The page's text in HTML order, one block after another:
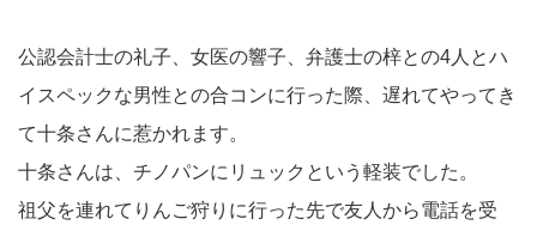
公認会計士の礼子、女医の響子、弁護士の梓との4人とハ
イスペックな男性との合コンに行った際、遅れてやってき
て十条さんに惹かれます。
十条さんは、チノパンにリュックという軽装でした。
祖父を連れてりんご狩りに行った先で友人から電話を受